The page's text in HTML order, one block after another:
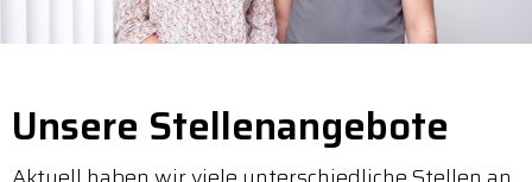
Unsere Stellenangebote